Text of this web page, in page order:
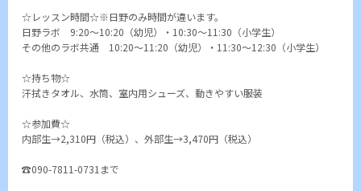
☆レッスン時間☆※日野のみ時間が違います。
日野ラボ 9:20～10:20（幼児）・10:30～11:30（小学生）
その他のラボ共通 10:20～11:20（幼児）・11:30～12:30（小学生）
☆持ち物☆
汗拭きタオル、水筒、室内用シューズ、動きやすい服装
☆参加費☆
内部生→2,310円（税込）、外部生→3,470円（税込）
☎090-7811-0731まで